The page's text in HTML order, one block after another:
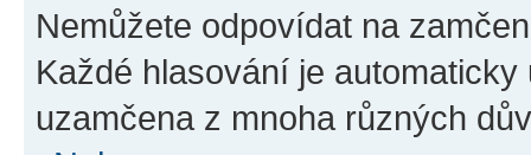
Nemůžete odpovídat na
Každé hlasování je
uzamčena z mnoha různých